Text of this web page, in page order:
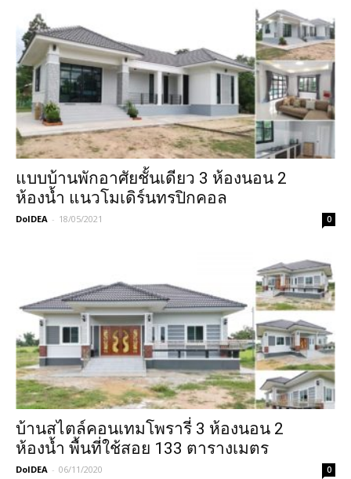
แบบบ้านพักอาศัยชั้นเดียว 3 ห้องนอน 2
ห้องน้ำ แนวโมเดิร์นทรปิกคอล
DoIDEA - 18/05/2021 0
บ้านสไตล์คอนเทมโพรารี่ 3 ห้องนอน 2
ห้องน้ำ พื้นที่ใช้สอย 133 ตารางเมตร
DoIDEA - 06/11/2020 0